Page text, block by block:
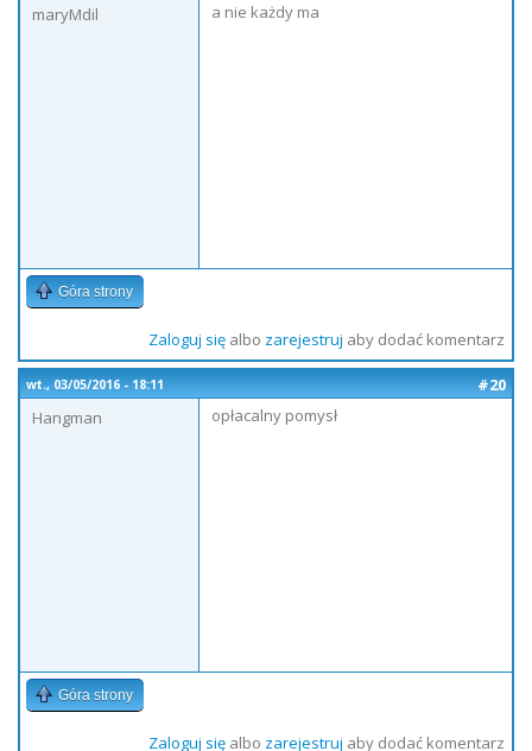
maryMdil
a nie każdy ma
Góra strony
Zaloguj sięalbo zarejestruj aby dodać komentarz
wt., 03/05/2016 - 18:11
#20
Hangman
opłacalny pomysł
Góra strony
Zaloguj sięalbo zarejestruj aby dodać komentarz